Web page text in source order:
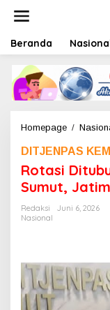
t
Beranda
Homepage /
DITJENPAS
Rotasi
Sumut,
Redaksi
Juni 6, 2026
Nasional